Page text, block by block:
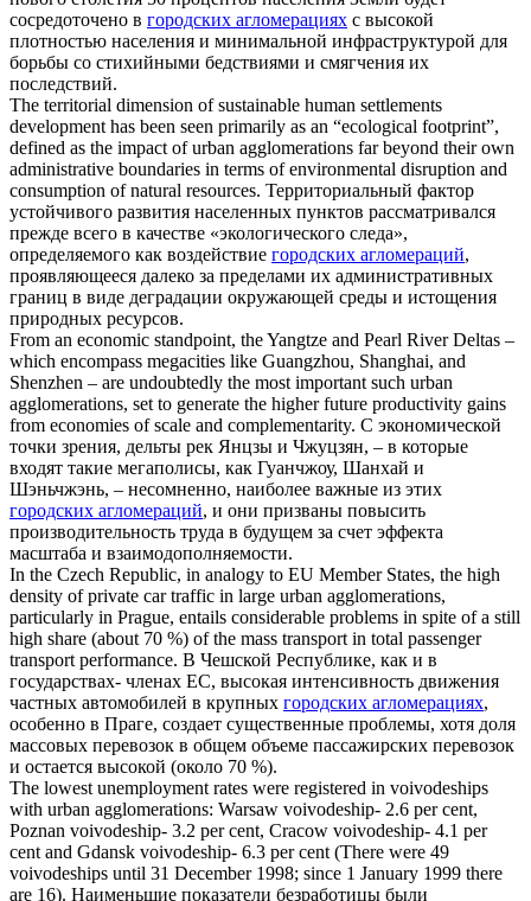
сосредоточено в городских агломерациях с высокой
плотностью населения и минимальной инфраструктурой для
борьбы со стихийными бедствиями и смягчения их
последствий.
The territorial dimension of sustainable human settlements
development has been seen primarily as an “ecological footprint”,
defined as the impact ofurban agglomerations far beyond their own
administrative boundaries in terms of environmental disruption and
consumption of natural resources. Территориальный фактор
устойчивого развития населенных пунктов рассматривался
прежде всего в качестве «экологического следа»,
определяемого как воздействие городских агломераций,
проявляющееся далеко за пределами их административных
границ в виде деградации окружающей среды и истощения
природных ресурсов.
From an economic standpoint, the Yangtze and Pearl River Deltas –
which encompass megacities like Guangzhou, Shanghai, and
Shenzhen – are undoubtedly the most important such urban
agglomerations, set to generate the higher future productivity gains
from economies of scale and complementarity. С экономической
точки зрения, дельты рек Янцзы и Чжуцзян, – в которые
входят такие мегаполисы, как Гуанчжоу, Шанхай и
Шэньчжэнь, – несомненно, наиболее важные из этих
городских агломераций, и они призваны повысить
производительность труда в будущем за счет эффекта
масштаба и взаимодополняемости.
In the Czech Republic, in analogy to EU Member States, the high
density of private car traffic in large urban agglomerations,
particularly in Prague, entails considerable problems in spite of a still
high share (about 70 %) of the mass transport in total passenger
transport performance. В Чешской Республике, как и в
государствах- членах ЕС, высокая интенсивность движения
частных автомобилей в крупных городских агломерациях,
особенно в Праге, создает существенные проблемы, хотя доля
массовых перевозок в общем объеме пассажирских перевозок
и остается высокой (около 70 %).
The lowest unemployment rates were registered in voivodeships
with urban agglomerations: Warsaw voivodeship- 2.6 per cent,
Poznan voivodeship- 3.2 per cent, Cracow voivodeship- 4.1 per
cent and Gdansk voivodeship- 6.3 per cent (There were 49
voivodeships until 31 December 1998; since 1 January 1999 there
are 16). Наименьшие показатели безработицы были